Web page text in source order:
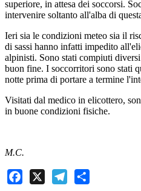
superiore, in attesa dei soccorsi.
intervenire soltanto all'alba di
Ieri sia le condizioni meteo sia il
di sassi hanno infatti impedito
alpinisti. Sono stati compiuti
buon fine. I soccorritori sono stati
notte prima di portare a termine
Visitati dal medico in elicottero,
in buone condizioni fisiche.
M.C.